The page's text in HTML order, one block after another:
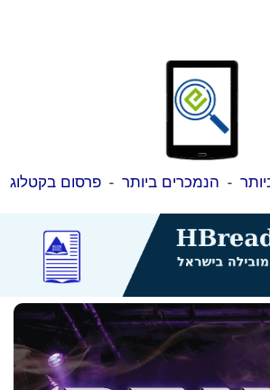
- הנמכרים ביותר -פרסום בקטלוג